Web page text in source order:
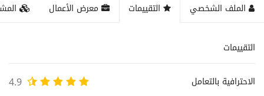
الملف الشخصي التقييمات معرض الأعمال
التقييمات
الاحترافية بالتعامل
4.9